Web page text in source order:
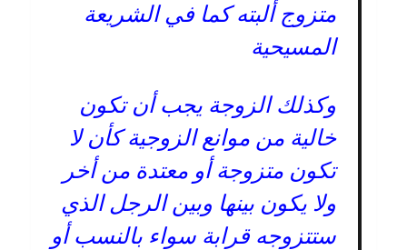
متزوج ألبته كما في الشريعة
المسيحية
وكذلك الزوجة يجب أن تكون
خالية من موانع الزوجية كأن لا
تكون متزوجة أو معتدة من أخر
ولا يكون بينها وبين الرجل الذي
ستتزوجه قرابة سواء بالنسب أو